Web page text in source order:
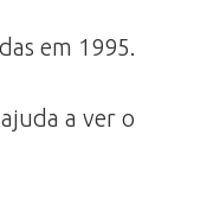
em 1995.
a ver o